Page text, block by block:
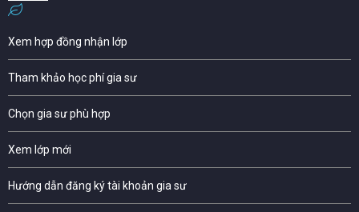
Xem hợp đồng nhận lớp
Tham khảo học phí gia sư
Chọn gia sư phù hợp
Xem lớp mới
Hướng dẫn đăng ký tài khoản gia sư